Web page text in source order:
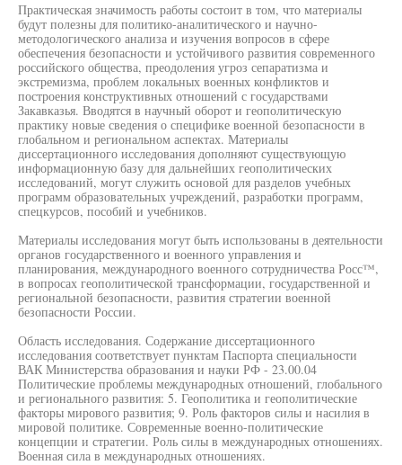
Практическая значимость работы состоит в том, что материалы
будут полезны для политико-аналитического и научно-
методологического анализа и изучения вопросов в сфере
обеспечения безопасности и устойчивого развития современного
российского общества, преодоления угроз сепаратизма и
экстремизма, проблем локальных военных конфликтов и
построения конструктивных отношений с государствами
Закавказья. Вводятся в научный оборот и геополитическую
практику новые сведения о специфике военной безопасности в
глобальном и региональном аспектах. Материалы
диссертационного исследования дополняют существующую
информационную базу для дальнейших геополитических
исследований, могут служить основой для разделов учебных
программ образовательных учреждений, разработки программ,
спецкурсов, пособий и учебников.
Материалы исследования могут быть использованы в деятельности
органов государственного и военного управления и
планирования, международного военного сотрудничества Росс™,
в вопросах геополитической трансформации, государственной и
региональной безопасности, развития стратегии военной
безопасности России.
Область исследования. Содержание диссертационного
исследования соответствует пунктам Паспорта специальности
ВАК Министерства образования и науки РФ - 23.00.04
Политические проблемы международных отношений, глобального
и регионального развития: 5. Геополитика и геополитические
факторы мирового развития; 9. Роль факторов силы и насилия в
мировой политике. Современные военно-политические
концепции и стратегии. Роль силы в международных отношениях.
Военная сила в международных отношениях.